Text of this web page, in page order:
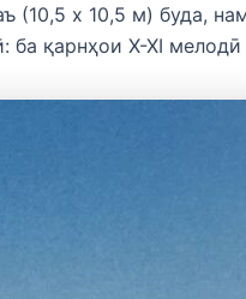
х 10,5 м) буда,
қарнҳои X-XI мелодӣ